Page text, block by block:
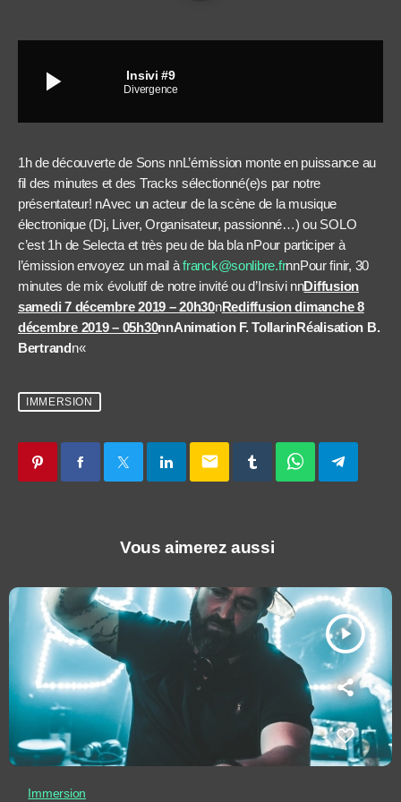
play_arrow Insivi #9
Divergence
1h de découverte de Sons nnL’émission monte en puissance au
fil des minutes et des Tracks sélectionné(e)s par notre
présentateur! nAvec un acteur de la scène de la musique
électronique (Dj, Liver, Organisateur, passionné…) ou SOLO
c’est 1h de Selecta et très peu de bla bla nPour participer à
l’émission envoyez un mail àfranck@sonlibre.frnnPour finir, 30
minutes de mix évolutif de notre invité ou d’Insivi nnDiffusion
samedi 7 décembre 2019 – 20h30nRediffusion dimanche 8
décembre 2019 – 05h30nnAnimation F. TollarinRéalisation B.
Bertrandn«
IMMERSION
email
Vous aimerez aussi
play_arrow
Immersion